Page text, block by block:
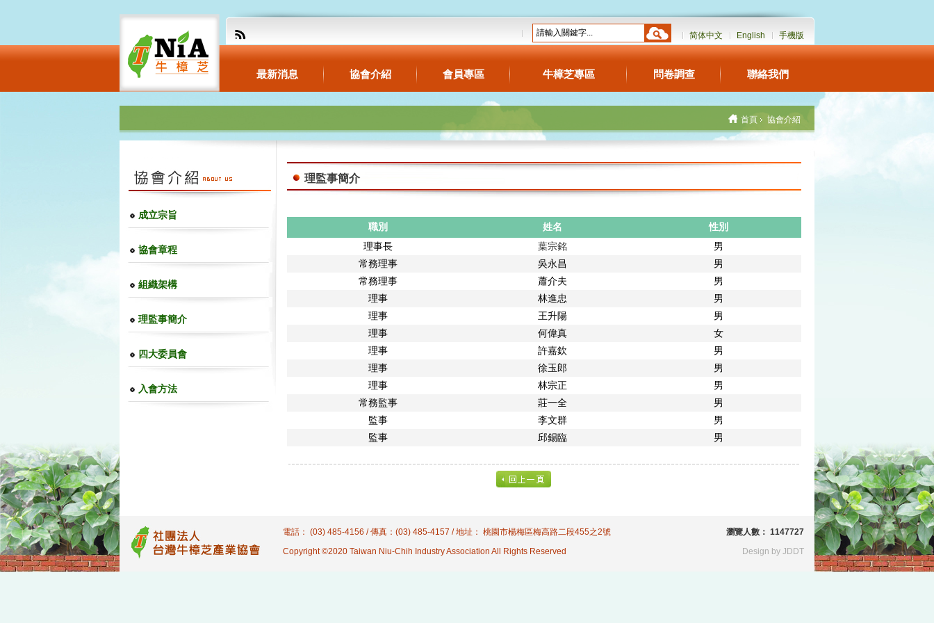
简体中文 English 手機版
最新消息 協會介紹 會員專區 牛樟芝專區 問卷調查 聯絡我們
首頁 協會介紹
成立宗旨
協會章程
組織架構
理監事簡介
四大委員會
入會方法
理監事簡介
職別 姓名
性別
理事長
葉宗銘
男
常務理事
吳永昌
男
常務理事
蕭介夫
男
理事
林進忠
男
理事
王升陽
男
理事
何偉真
女
理事
許嘉欽
男
理事
徐玉郎
男
理事
林宗正
男
常務監事
莊一全
男
監事
李文群
男
監事
邱錫臨 男
電話： (03) 485-4156 / 傳真：(03) 485-4157 / 地址： 桃園市楊梅區梅高路二段455之2號
瀏覽人數： 1147727
Copyright ©2020 Taiwan Niu-Chih Industry Association All Rights Reserved
Design by JDDT